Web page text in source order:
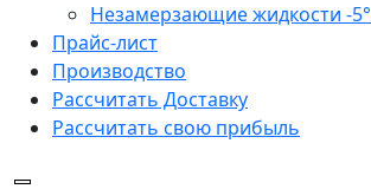
Незамерзающие жидкости -5°
Прайс-лист
Производство
Рассчитать Доставку
Рассчитать свою прибыль